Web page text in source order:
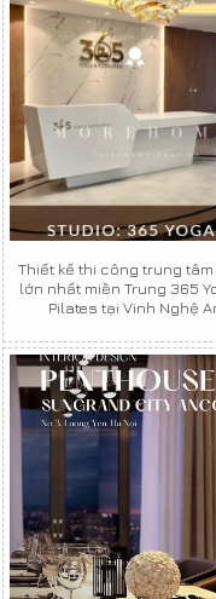
Thiết kế thi công trung tâm
lớn nhất miền Trung 365
Pilates tại Vinh Nghệ